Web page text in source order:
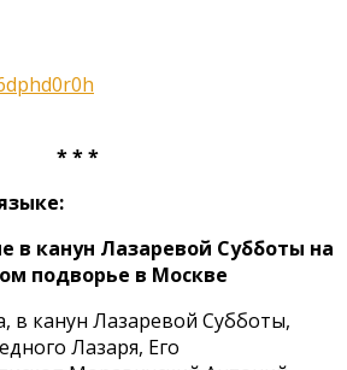
* * *
в канун Лазаревой Субботы на
подворье в Москве
в канун Лазаревой Субботы,
Лазаря, Его